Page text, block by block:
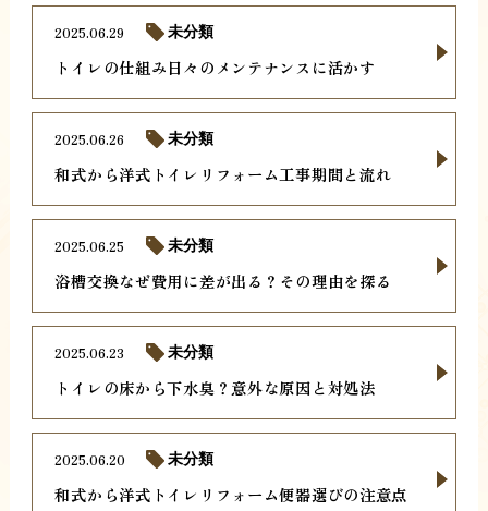
トイレの仕組み日々のメンテナンスに活かす
2025.06.29 未分類
和式から洋式トイレリフォーム工事期間と流れ
2025.06.26 未分類
浴槽交換なぜ費用に差が出る？その理由を探る
2025.06.25 未分類
トイレの床から下水臭？意外な原因と対処法
2025.06.23 未分類
和式から洋式トイレリフォーム便器選びの注意点
2025.06.20 未分類